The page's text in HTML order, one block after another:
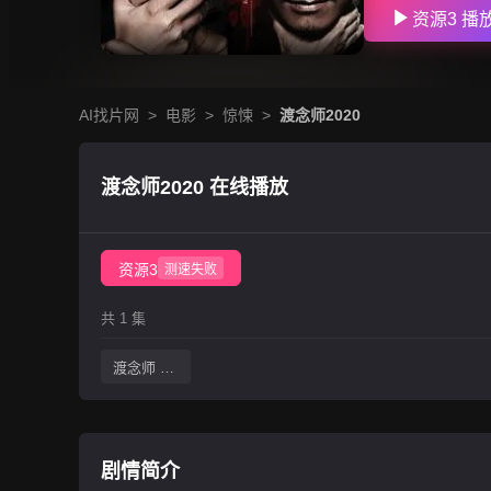
资源3 播
AI找片网 > 电影 > 惊悚 > 渡念师2020
渡念师2020 在线播放
资源3 测速失败
共 1 集
渡念师 2020
剧情简介